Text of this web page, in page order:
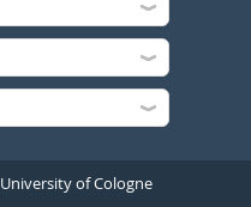
of Cologne